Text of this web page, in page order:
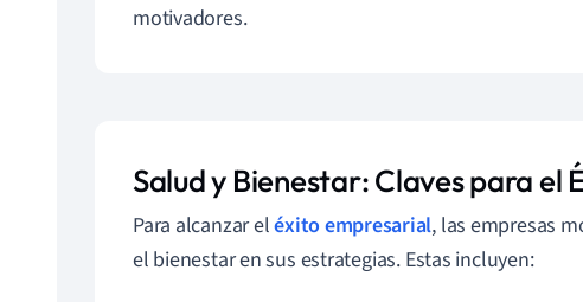
motivadores.
Salud y Bienestar: Claves para el
Para alcanzar eléxito empresarial, las empresas
el bienestar en sus estrategias. Estas incluyen: